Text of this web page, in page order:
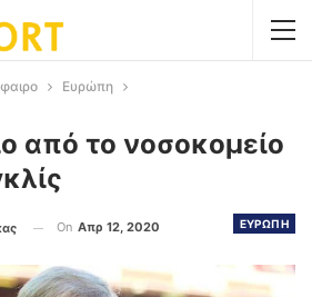
Ευρώπη
από το νοσοκομείο
ΕΥΡΩΠΗ
On Απρ 12, 2020